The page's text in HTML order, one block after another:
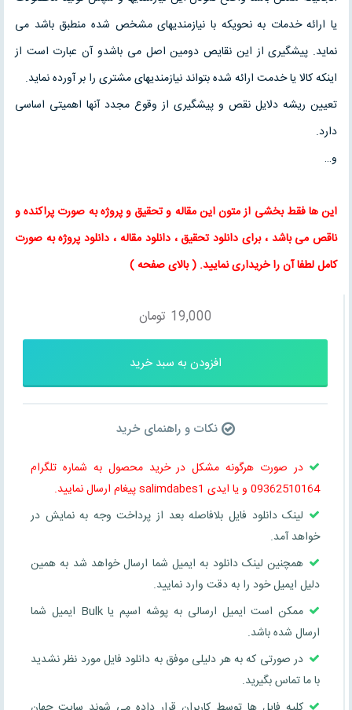
یا ارائه خدمات به نحویکه با نیازمندیهای مشخص شده منطبق باشد می
نماید. پیشگیری از این نقایص دومین اصل می باشدو آن عبارت است از
اینکه کالا یا خدمت ارائه شده بتواند نیازمندیهای مشتری را بر آورده نماید.
تعیین ریشه دلایل نقص و پیشگیری از وقوع مجدد آنها اهمیتی اساسی
دارد.
و…
این ها فقط بخشی از متون اینمقاله وتحقیق و پروژه به صورت پراکنده و
ناقص می باشد ، برای دانلود تحقیق ،دانلود مقاله ، دانلود پروژه به صورت
کامل لطفا آن را خریداری نمایید. (بالای صفحه)
19,000 تومان
افزودن به سبد خرید
نکات و راهنمای خرید
در صورت هرگونه مشکل در خرید محصول به شماره تلگرام
09362510164 و یا ایدی salimdabes1 پیغام ارسال نمایید.
لینک دانلود فایل بلافاصله بعد از پرداخت وجه به نمایش در
خواهد آمد.
همچنین لینک دانلود به ایمیل شما ارسال خواهد شد به همین
دلیل ایمیل خود را به دقت وارد نمایید.
ممکن است ایمیل ارسالی به پوشه اسپم یا Bulk ایمیل شما
ارسال شده باشد.
در صورتی که به هر دلیلی موفق به دانلود فایل مورد نظر نشدید
با ما تماس بگیرید.